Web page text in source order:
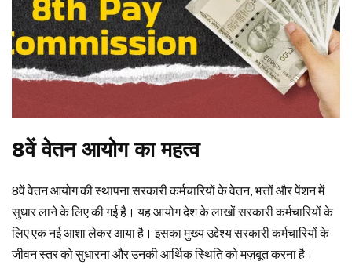
8वें वेतन आयोग का महत्व
8वें वेतन आयोग की स्थापना सरकारी कर्मचारियों के वेतन, भत्तों और पेंशन में
सुधार लाने के लिए की गई है। यह आयोग देश के लाखों सरकारी कर्मचारियों के
लिए एक नई आशा लेकर आया है। इसका मुख्य उद्देश्य सरकारी कर्मचारियों के
जीवन स्तर को सुधारना और उनकी आर्थिक स्थिति को मज़बूत करना है।